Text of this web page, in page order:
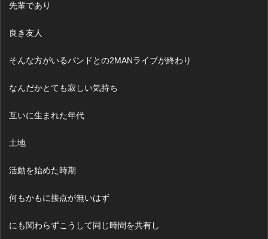
先輩であり
良き友人
そんな方がいるバンドとの2MANライブが終わり
なんだかとても寂しい気持ち
互いに生まれた年代
土地
活動を始めた時期
何もかもに接点が無いはず
にも関わらずこうして同じ時間を共有し